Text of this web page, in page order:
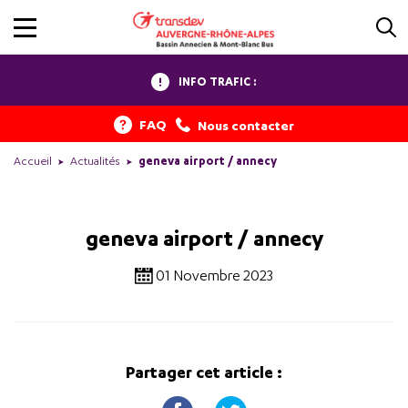
INFO TRAFIC :
FAQ Nous contacter
Accueil Actualités geneva airport / annecy
geneva airport / annecy
01 Novembre 2023
Partager cet article :